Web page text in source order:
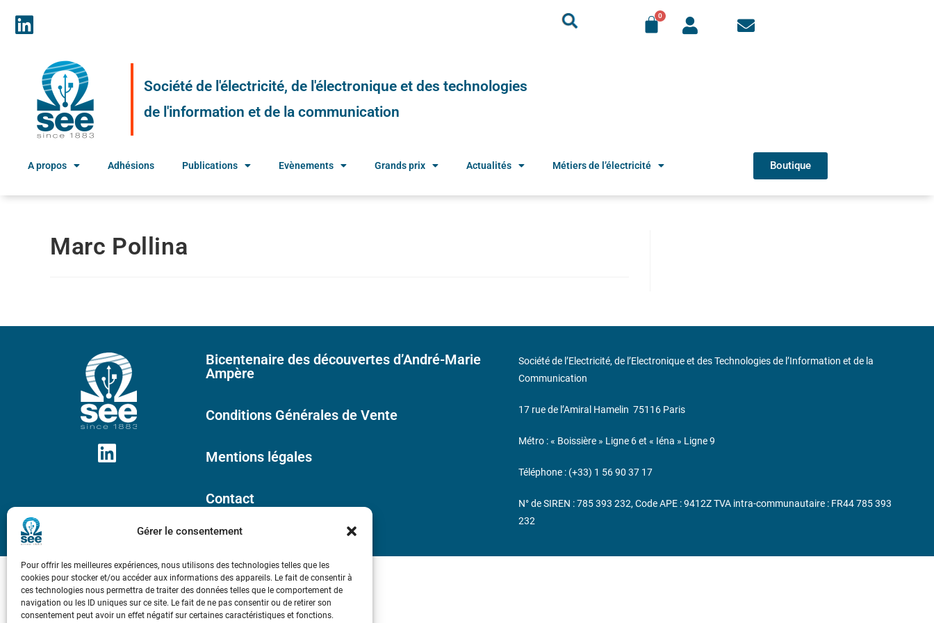
Gérer le consentement
Pour offrir les meilleures expériences, nous utilisons des technologies telles que les
cookies pour stocker et/ou accéder aux informations des appareils. Le fait de consentir à
ces technologies nous permettra de traiter des données telles que le comportement de
navigation ou les ID uniques sur ce site. Le fait de ne pas consentir ou de retirer son
consentement peut avoir un effet négatif sur certaines caractéristiques et fonctions.
Société de l'électricité, de l'électronique et des technologies
de l'information et de la communication
A propos Adhésions Publications Evènements Grands prix Actualités Métiers de l’électricité Boutique
Marc Pollina
Bicentenaire des découvertes d’André-Marie
Ampère
Conditions Générales de Vente
Mentions légales
Contact
Société de l’Electricité, de l’Electronique et des Technologies de l’Information et de la
Communication
17 rue de l’Amiral Hamelin 75116 Paris
Métro : « Boissière » Ligne 6 et « Iéna » Ligne 9
Téléphone : (+33) 1 56 90 37 17
N° de SIREN : 785 393 232, Code APE : 9412Z TVA intra-communautaire : FR44 785 393
232